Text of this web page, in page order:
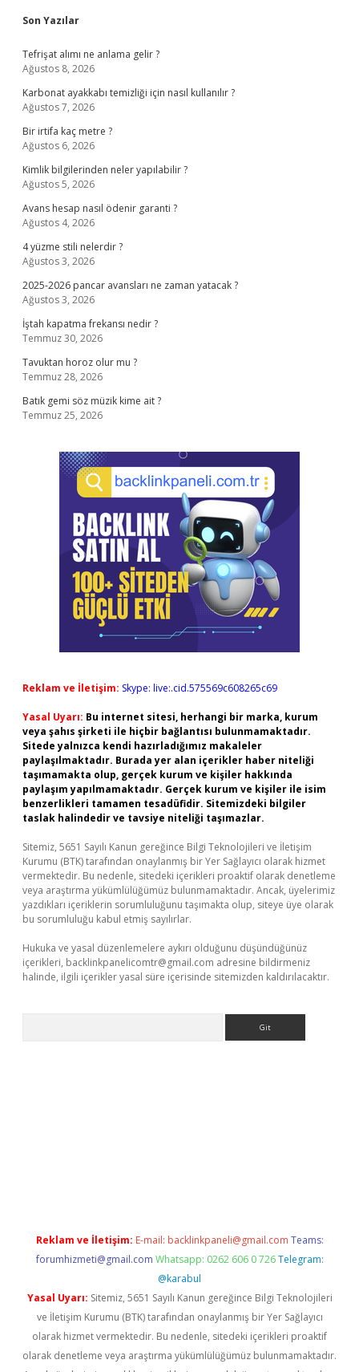
Sidebar
Son Yazılar
Tefrişat alımı ne anlama gelir ?
Ağustos 8, 2026
Karbonat ayakkabı temizliği için nasıl kullanılır ?
Ağustos 7, 2026
Bir irtifa kaç metre ?
Ağustos 6, 2026
Kimlik bilgilerinden neler yapılabilir ?
Ağustos 5, 2026
Avans hesap nasıl ödenir garanti ?
Ağustos 4, 2026
4 yüzme stili nelerdir ?
Ağustos 3, 2026
2025-2026 pancar avansları ne zaman yatacak ?
Ağustos 3, 2026
İştah kapatma frekansı nedir ?
Temmuz 30, 2026
Tavuktan horoz olur mu ?
Temmuz 28, 2026
Batık gemi söz müzik kime ait ?
Temmuz 25, 2026
Reklam ve İletişim: Skype: live:.cid.575569c608265c69
Yasal Uyarı: Bu internet sitesi, herhangi bir marka, kurum
veya şahıs şirketi ile hiçbir bağlantısı bulunmamaktadır.
Sitede yalnızca kendi hazırladığımız makaleler
paylaşılmaktadır. Burada yer alan içerikler haber niteliği
taşımamakta olup, gerçek kurum ve kişiler hakkında
paylaşım yapılmamaktadır. Gerçek kurum ve kişiler ile isim
benzerlikleri tamamen tesadüfidir. Sitemizdeki bilgiler
taslak halindedir ve tavsiye niteliği taşımazlar.
Sitemiz, 5651 Sayılı Kanun gereğince Bilgi Teknolojileri ve İletişim
Kurumu (BTK) tarafından onaylanmış bir Yer Sağlayıcı olarak hizmet
vermektedir. Bu nedenle, sitedeki içerikleri proaktif olarak denetleme
veya araştırma yükümlülüğümüz bulunmamaktadır. Ancak, üyelerimiz
yazdıkları içeriklerin sorumluluğunu taşımakta olup, siteye üye olarak
bu sorumluluğu kabul etmiş sayılırlar.
Hukuka ve yasal düzenlemelere aykırı olduğunu düşündüğünüz
içerikleri, backlinkpanelicomtr@gmail.com adresine bildirmeniz
halinde, ilgili içerikler yasal süre içerisinde sitemizden kaldırılacaktır.
Reklam ve İletişim: E-mail: backlinkpaneli@gmail.com Teams:
forumhizmeti@gmail.com Whatsapp: 0262 606 0 726 Telegram:
@karabul
Yasal Uyarı: Sitemiz, 5651 Sayılı Kanun gereğince Bilgi Teknolojileri
ve İletişim Kurumu (BTK) tarafından onaylanmış bir Yer Sağlayıcı
olarak hizmet vermektedir. Bu nedenle, sitedeki içerikleri proaktif
olarak denetleme veya araştırma yükümlülüğümüz bulunmamaktadır.